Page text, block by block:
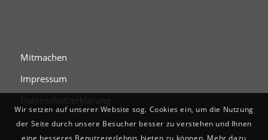
Mitmachen
Impressum
Datenschutzerklärung
Wir setzen auf unserer Website sog. Cookies ein, um die Nutzung
der Seite durch unsere Besucher besser zu verstehen und Ihnen